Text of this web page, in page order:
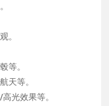
。
等。
天等。
光效果等。